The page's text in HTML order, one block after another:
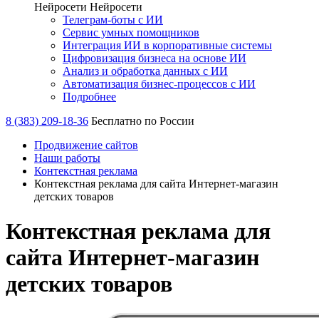
Нейросети Нейросети
Телеграм-боты с ИИ
Сервис умных помощников
Интеграция ИИ в корпоративные системы
Цифровизация бизнеса на основе ИИ
Анализ и обработка данных с ИИ
Автоматизация бизнес-процессов с ИИ
Подробнее
8 (383) 209-18-36 Бесплатно по России
Продвижение сайтов
Наши работы
Контекстная реклама
Контекстная реклама для сайта Интернет-магазин
детских товаров
Контекстная реклама для
сайта Интернет-магазин
детских товаров